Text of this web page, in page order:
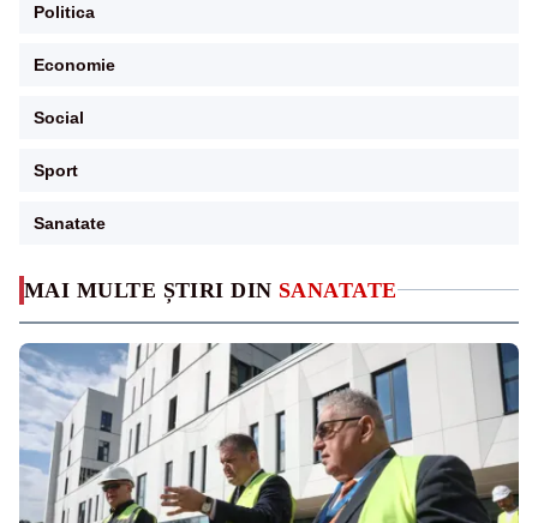
MAI MULTE ȘTIRI DIN SANATATE
Politica
Economie
Social
Sport
Sanatate